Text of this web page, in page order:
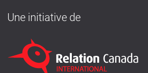
Une initiative de